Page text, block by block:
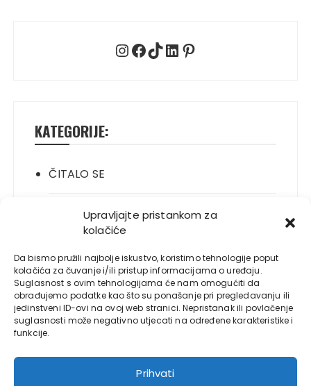
Upravljajte pristankom za
kolačiće
Da bismo pružili najbolje iskustvo, koristimo tehnologije poput
kolačića za čuvanje i/ili pristup informacijama o uređaju.
Suglasnost s ovim tehnologijama će nam omogućiti da
obrađujemo podatke kao što su ponašanje pri pregledavanju ili
jedinstveni ID-ovi na ovoj web stranici. Nepristanak ili povlačenje
suglasnosti može negativno utjecati na određene karakteristike i
funkcije.
Prihvati
Instagram
Facebook
TikTok
LinkedIn
Pinterest
KATEGORIJE:
ČITALO SE
ITALIANO
NOVO
PLAYBOY